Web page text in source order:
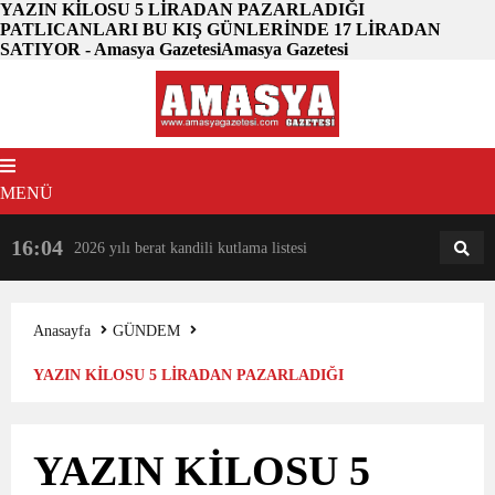
YAZIN KİLOSU 5 LİRADAN PAZARLADIĞI
PATLICANLARI BU KIŞ GÜNLERİNDE 17 LİRADAN
SATIYOR - Amasya GazetesiAmasya Gazetesi
MENÜ
16:04 2026 yılı berat kandili kutlama listesi 18:31
Anasayfa
GÜNDEM
YAZIN KİLOSU 5 LİRADAN PAZARLADIĞI
SATIYOR
YAZIN KİLOSU 5